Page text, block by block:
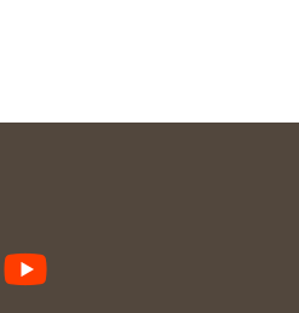
YouTube